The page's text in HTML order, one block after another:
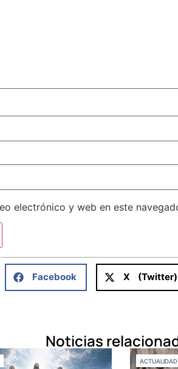
electrónico y web en este
Facebook X (Twitter)
Noticias
ACTUALIDAD